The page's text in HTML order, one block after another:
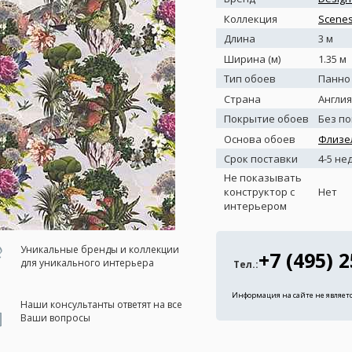
Уникальные бренды и коллекции
для уникального интерьера
Наши консультанты ответят на все
Ваши вопросы
Коллекция
Длина
3 м
Ширина (м)
1.35 м
Тип обоев
Панно
Страна
Англия
Покрытие обоев
Без
Основа обоев
Срок поставки
4-5
Не показывать
конструктор с
интерьером
Нет
Тел.:+7 (495)
Информация на сайте не